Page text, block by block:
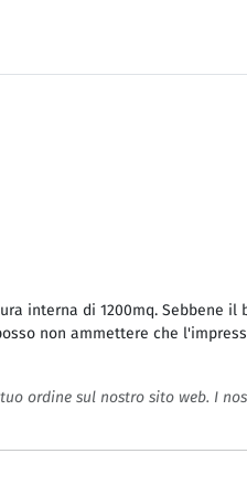
interna di 1200mq. Sebbene
non ammettere che
ordine sul nostro sito web. I